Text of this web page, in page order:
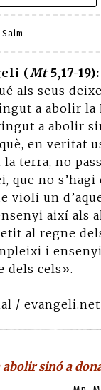
(Mt5,17-19):
als seus
a abolir la
a abolir
en veritat
terra, no
que no
violi un
així als
al regne
i
dels cels».
/ evangeli.net
abolir sinó a